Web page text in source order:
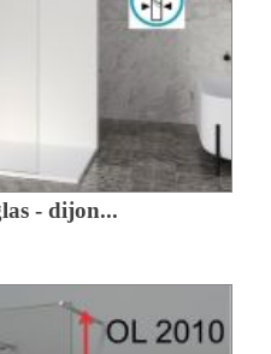
- dijon...